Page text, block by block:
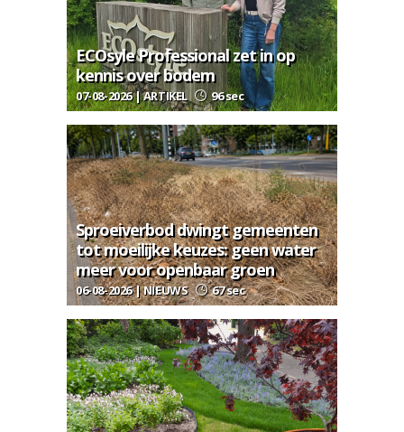
ECOsyle Professional zet in op
kennis over bodem
07-08-2026 | ARTIKEL 96 sec
Sproeiverbod dwingt gemeenten
tot moeilijke keuzes: geen water
meer voor openbaar groen
06-08-2026 | NIEUWS 67 sec